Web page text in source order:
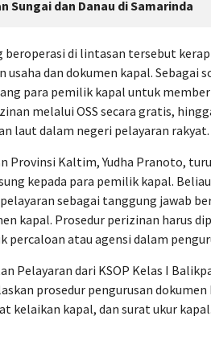
Sungai dan Danau di Samarinda
di lintasan tersebut
dan dokumen kapal. Sebagai
para pemilik kapal untuk
melalui OSS secara gratis,
laut dalam negeri pelayaran rakyat.
Provinsi Kaltim, Yudha Pranoto,
kepada para pemilik kapal.
sebagai tanggung jawab
kapal. Prosedur perizinan harus
atau agensi dalam
Pelayaran dari KSOP Kelas I
prosedur pengurusan
kelaikan kapal, dan surat ukur kapal.